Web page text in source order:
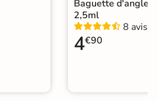
Carrelage sol cuisine|
Baguette d'angle
2,5ml
8 avis
4€90